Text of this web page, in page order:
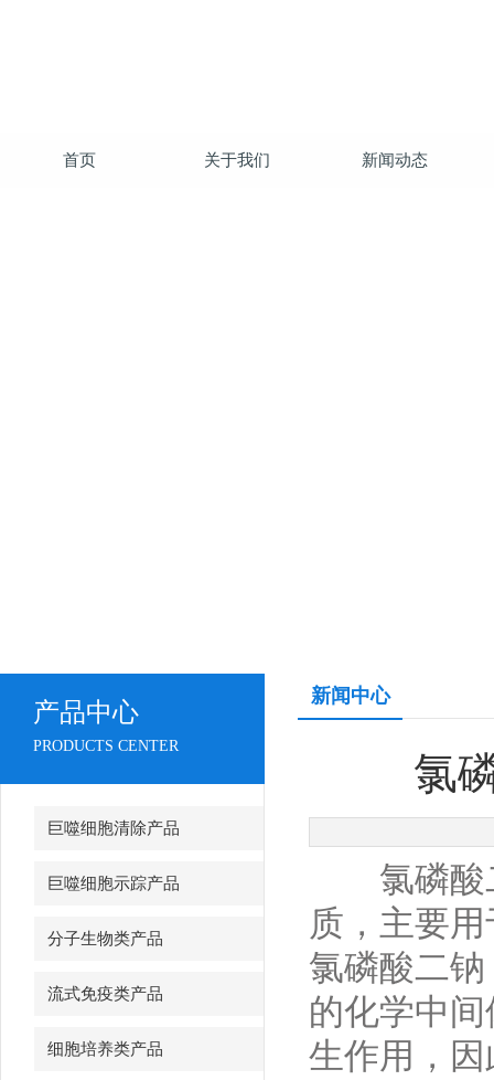
首页 关于我们 新闻动态
产品中心
PRODUCTS CENTER
巨噬细胞清除产品
巨噬细胞示踪产品
分子生物类产品
流式免疫类产品
细胞培养类产品
新闻中心
氯
氯磷酸二
质，主要
氯磷酸二钠
的化学中
生作用，